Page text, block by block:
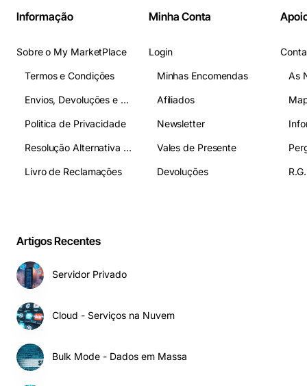
Informação
Sobre o My MarketPlace
Termos e Condições
Envios, Devoluções e Pagamentos
Politica de Privacidade
Resolução Alternativa de Litígios
Livro de Reclamações
Minha Conta
Login
Minhas Encomendas
Afiliados
Newsletter
Vales de Presente
Devoluções
As
Artigos Recentes
Servidor Privado
Cloud - Serviços na Nuvem
Bulk Mode - Dados em Massa